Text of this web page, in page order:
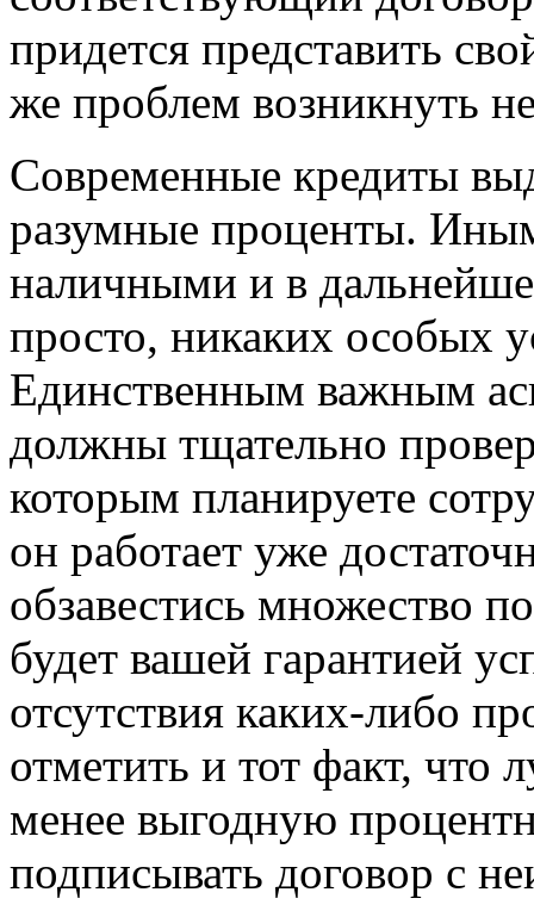
придется представить
же проблем возникнуть
Современные кредиты
разумные проценты.
наличными и в
просто, никаких особых
Единственным важным
должны тщательно
которым планируете
он работает уже
обзавестись множество
будет вашей гарантией
отсутствия каких-либо
отметить и тот факт, что
менее выгодную
подписывать договор с